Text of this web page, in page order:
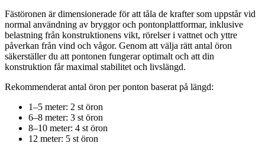
Fästöronen är dimensionerade för att tåla de krafter som uppstår vid
normal användning av bryggor och pontonplattformar, inklusive
belastning från konstruktionens vikt, rörelser i vattnet och yttre
påverkan från vind och vågor. Genom att välja rätt antal öron
säkerställer du att pontonen fungerar optimalt och att din
konstruktion får maximal stabilitet och livslängd.
Rekommenderat antal öron per ponton baserat på längd:
1–5 meter: 2 st öron
6–8 meter: 3 st öron
8–10 meter: 4 st öron
12 meter: 5 st öron